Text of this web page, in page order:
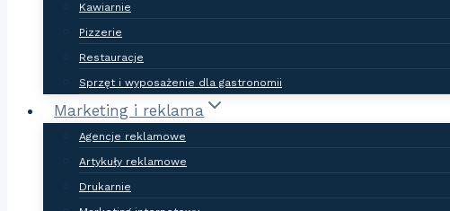
Kawiarnie
Pizzerie
Restauracje
Sprzęt i wyposażenie dla gastronomii
Marketing i reklama
Agencje reklamowe
Artykuły reklamowe
Drukarnie